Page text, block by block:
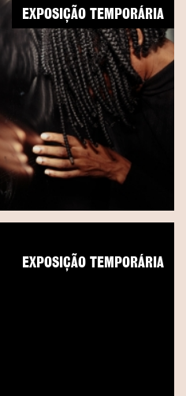
EXPOSIÇÃO TEMPORÁRIA
EXPOSIÇÃO TEMPORÁRIA